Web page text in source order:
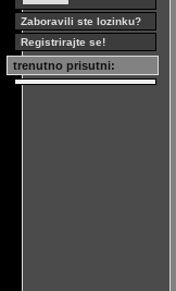
Zaboravili ste lozinku?
Registrirajte se!
trenutno prisutni: